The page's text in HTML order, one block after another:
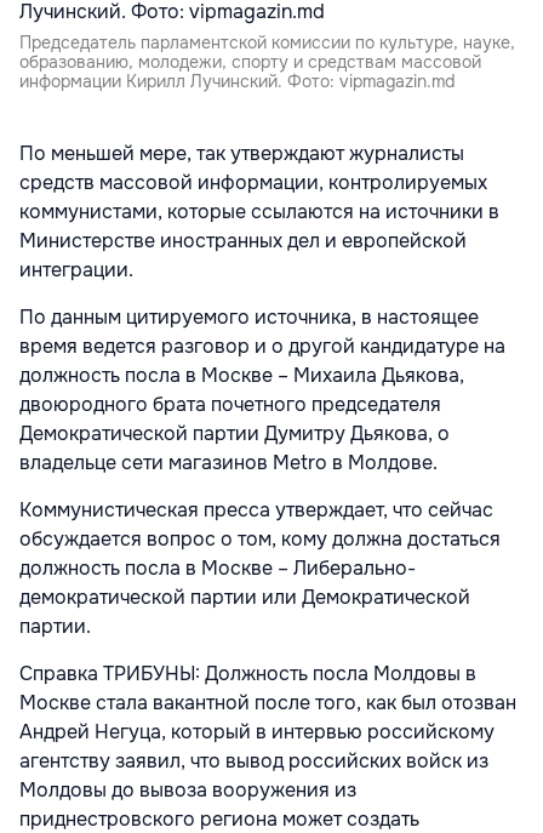
Председатель парламентской комиссии по культуре, науке,
образованию, молодежи, спорту и средствам массовой
информации Кирилл Лучинский. Фото: vipmagazin.md
По меньшей мере, так утверждают журналисты
средств массовой информации, контролируемых
коммунистами, которые ссылаются на источники в
Министерстве иностранных дел и европейской
интеграции.
По данным цитируемого источника, в настоящее
время ведется разговор и о другой кандидатуре на
должность посла в Москве – Михаила Дьякова,
двоюродного брата почетного председателя
Демократической партии Думитру Дьякова, о
владельце сети магазинов Metro в Молдове.
Коммунистическая пресса утверждает, что сейчас
обсуждается вопрос о том, кому должна достаться
должность посла в Москве – Либерально-
демократической партии или Демократической
партии.
Справка ТРИБУНЫ: Должность посла Молдовы в
Москве стала вакантной после того, как был отозван
Андрей Негуца, который в интервью российскому
агентству заявил, что вывод российских войск из
Молдовы до вывоза вооружения из
приднестровского региона может создать